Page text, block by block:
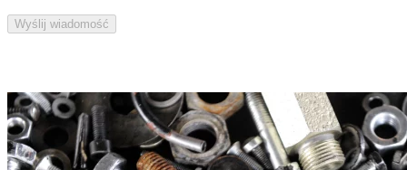
Wyślij wiadomość